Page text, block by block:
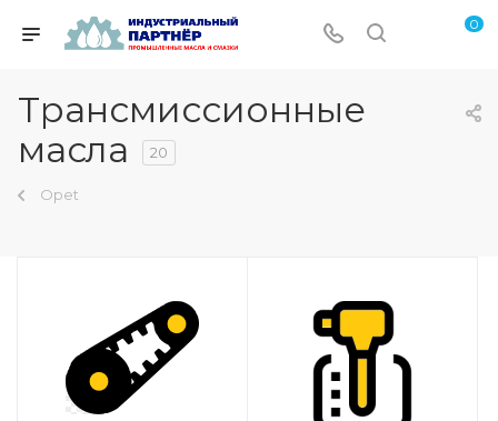
0
Трансмиссионные
масла
20
Opet